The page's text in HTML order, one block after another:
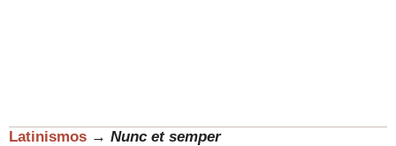
Latinismos → Nunc et semper